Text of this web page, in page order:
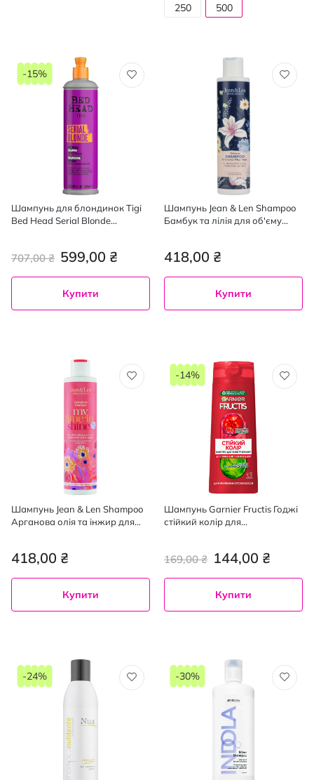
250
500
Шампунь для блондинок Tigi
Bed Head Serial Blonde
599,00 ₴
707,00 ₴
-15%
Купити
Шампунь Jean & Len Shampoo
Бамбук та лілія для об'єму
418,00 ₴
Купити
Шампунь Jean & Len Shampoo
Арганова олія та інжир для
418,00 ₴
Купити
Шампунь Garnier Fructis Годжі
стійкий колір для
144,00 ₴
169,00 ₴
-14%
Купити
-24% -30%